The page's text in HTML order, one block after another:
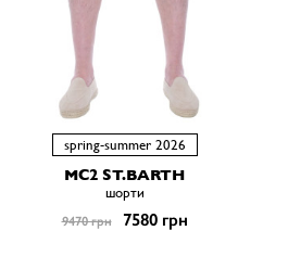
spring-summer 2026
MC2 ST.BARTH
шорти
9470 грн 7580 грн